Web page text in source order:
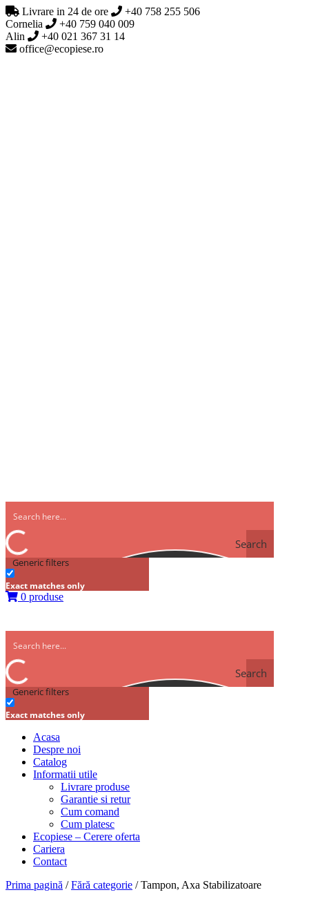
Livrare in 24 de ore
+40 758 255 506
Cornelia
+40 759 040 009
Alin
+40 021 367 31 14
office@ecopiese.ro
Search
Generic filters
Exact matches only
0 produse
Search
Generic filters
Exact matches only
Acasa
Despre noi
Catalog
Informatii utile
Livrare produse
Garantie si retur
Cum comand
Cum platesc
Ecopiese – Cerere oferta
Cariera
Contact
Prima pagină /Fără categorie / Tampon, Axa Stabilizatoare